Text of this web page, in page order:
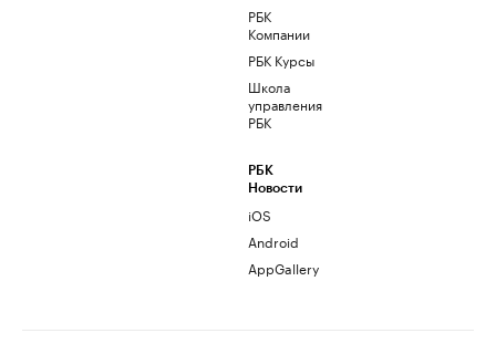
РБК
Компании
РБК Курсы
Школа
управления
РБК
РБК
Новости
iOS
Android
AppGallery